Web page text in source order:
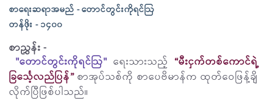
စာရေးဆရာအမည် - တောင်တွင်းကိုရင်ဩ
တန်ဖိုး - ၁၄၀၀
စာညွှန်း -
"တောင်တွင်းကိုရင်ဩ" ရေးသားသည့် “မီးငှက်တစ်ကောင်ရဲ့
ခြင်္သေ့လည်ပြန်”စာအုပ်သစ်ကို စာပေဗိမာန်က ထုတ်ဝေဖြန့်ချိ
လိုက်ပြီဖြစ်ပါသည်။